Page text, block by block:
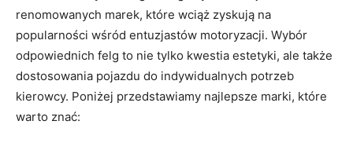
renomowanych marek, które wciąż zyskują na
popularności wśród entuzjastów motoryzacji. Wybór
odpowiednich felg to nie tylko kwestia estetyki, ale także
dostosowania pojazdu do indywidualnych potrzeb
kierowcy. Poniżej przedstawiamy najlepsze marki, które
warto znać: